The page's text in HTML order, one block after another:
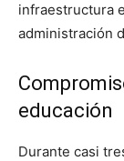
infraestructura
administración
educación
Durante casi